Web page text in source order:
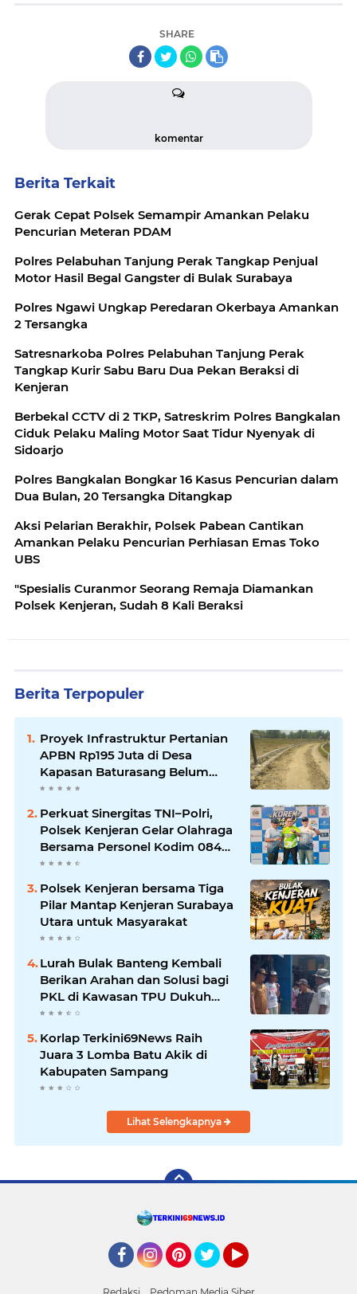
SHARE
komentar
Berita Terkait
Gerak Cepat Polsek Semampir Amankan Pelaku
Pencurian Meteran PDAM
Polres Pelabuhan Tanjung Perak Tangkap Penjual
Motor Hasil Begal Gangster di Bulak Surabaya
Polres Ngawi Ungkap Peredaran Okerbaya Amankan
2 Tersangka
Satresnarkoba Polres Pelabuhan Tanjung Perak
Tangkap Kurir Sabu Baru Dua Pekan Beraksi di
Kenjeran
Berbekal CCTV di 2 TKP, Satreskrim Polres Bangkalan
Ciduk Pelaku Maling Motor Saat Tidur Nyenyak di
Sidoarjo
Polres Bangkalan Bongkar 16 Kasus Pencurian dalam
Dua Bulan, 20 Tersangka Ditangkap
Aksi Pelarian Berakhir, Polsek Pabean Cantikan
Amankan Pelaku Pencurian Perhiasan Emas Toko
UBS
"Spesialis Curanmor Seorang Remaja Diamankan
Polsek Kenjeran, Sudah 8 Kali Beraksi
Berita Terpopuler
Proyek Infrastruktur Pertanian
APBN Rp195 Juta di Desa
Kapasan Baturasang Belum
Temui Titik Terang, Warga Minta
Perkuat Sinergitas TNI–Polri,
Polsek Kenjeran Gelar Olahraga
Bersama Personel Kodim 084
Kenjeran
Polsek Kenjeran bersama Tiga
Pilar Mantap Kenjeran Surabaya
Utara untuk Masyarakat
Lurah Bulak Banteng Kembali
Berikan Arahan dan Solusi bagi
PKL di Kawasan TPU Dukuh
Bulak Banteng Surabaya
Korlap Terkini69News Raih
Juara 3 Lomba Batu Akik di
Kabupaten Sampang
Lihat Selengkapnya